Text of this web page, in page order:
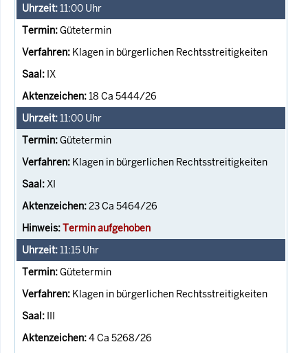
11:00 Uhr
Gütetermin
Klagen in bürgerlichen Rechtsstreitigkeiten
IX
18 Ca 5444/26
11:00 Uhr
Gütetermin
Klagen in bürgerlichen Rechtsstreitigkeiten
XI
23 Ca 5464/26
Termin aufgehoben
11:15 Uhr
Gütetermin
Klagen in bürgerlichen Rechtsstreitigkeiten
III
4 Ca 5268/26